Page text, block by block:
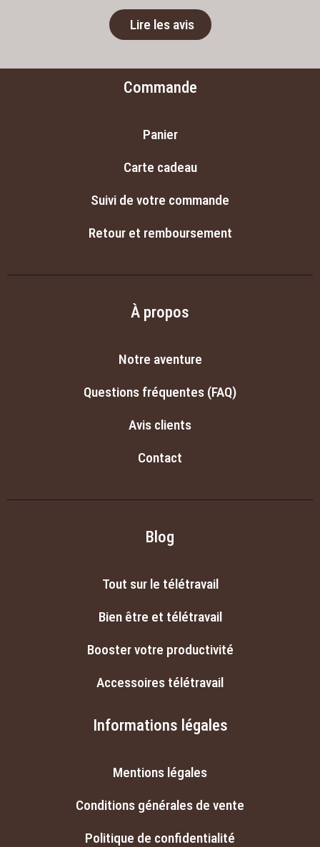
Lire les avis
Commande
Panier
Carte cadeau
Suivi de votre commande
Retour et remboursement
À propos
Notre aventure
Questions fréquentes (FAQ)
Avis clients
Contact
Blog
Tout sur le télétravail
Bien être et télétravail
Booster votre productivité
Accessoires télétravail
Informations légales
Mentions légales
Conditions générales de vente
Politique de confidentialité